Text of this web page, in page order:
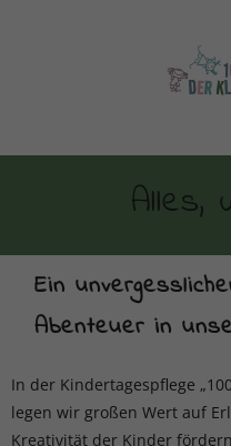
Alles,
Ein
Abenteuer in
In der Kindertagespflege
legen wir großen Wert auf
Kreativität der Kinder